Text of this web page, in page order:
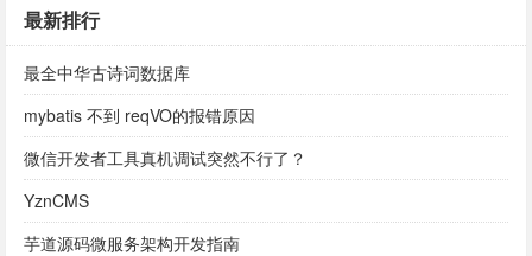
最新排行
最全中华古诗词数据库
mybatis 不到 reqVO的报错原因
微信开发者工具真机调试突然不行了？
YznCMS
芋道源码微服务架构开发指南